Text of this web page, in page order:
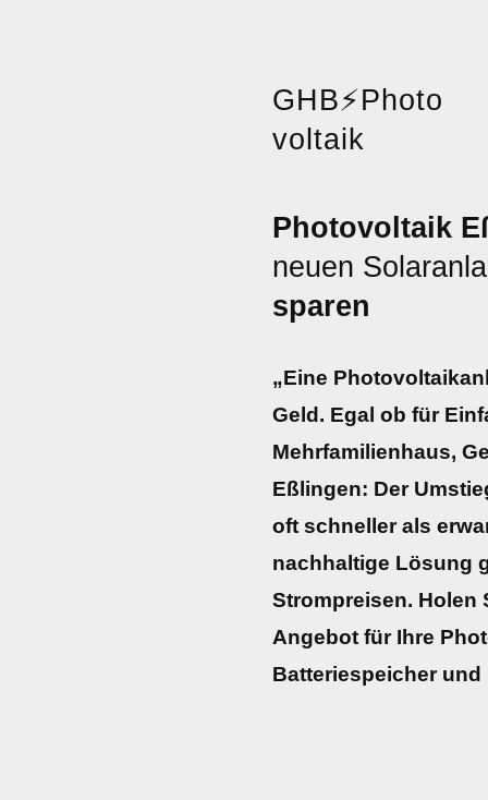
GHB⚡Photo
voltaik
Photovoltaik
neuen
sparen
„Eine
Geld. Egal ob für
Mehrfamilienhaus,
Eßlingen: Der
oft schneller als
nachhaltige Lösung
Strompreisen. Holen
Angebot für Ihre
Batteriespeicher